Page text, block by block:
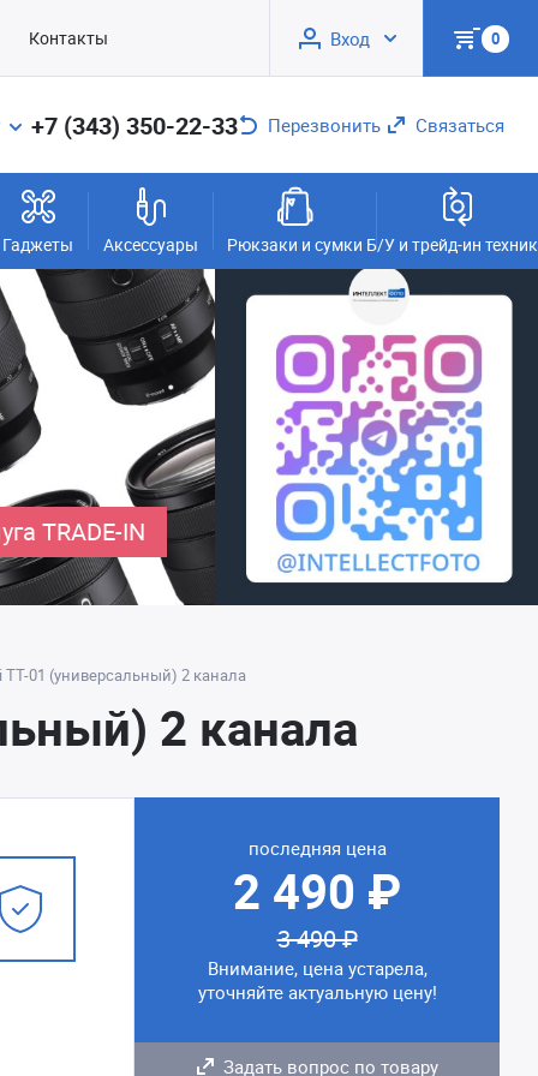
Контакты Вход 0
+7 (343) 350-22-33 Перезвонить Связаться
Гаджеты Аксессуары Рюкзаки и сумки Б/У и трейд-ин
TRADE-IN
TT-01 (универсальный) 2 канала
2 канала
последняя цена
2 490 ₽
3 490 ₽
Внимание, цена устарела,
уточняйте актуальную цену!
Задать вопрос по товару